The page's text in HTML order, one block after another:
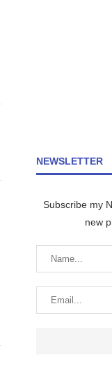
NEWSLETTER
Subscribe my
new